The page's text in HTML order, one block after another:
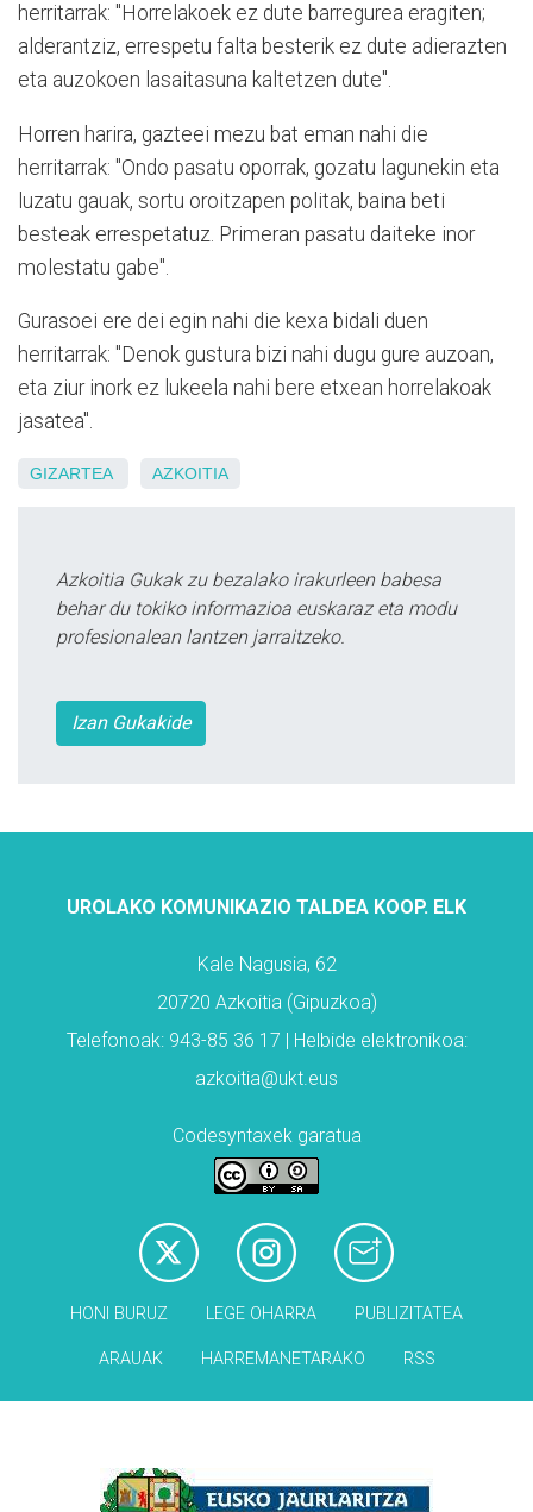
herritarrak: "Horrelakoek ez dute barregurea eragiten;
alderantziz, errespetu falta besterik ez dute adierazten
eta auzokoen lasaitasuna kaltetzen dute".
Horren harira, gazteei mezu bat eman nahi die
herritarrak: "Ondo pasatu oporrak, gozatu lagunekin eta
luzatu gauak, sortu oroitzapen politak, baina beti
besteak errespetatuz. Primeran pasatu daiteke inor
molestatu gabe".
Gurasoei ere dei egin nahi die kexa bidali duen
herritarrak: "Denok gustura bizi nahi dugu gure auzoan,
eta ziur inork ez lukeela nahi bere etxean horrelakoak
jasatea".
GIZARTEA AZKOITIA
Azkoitia Gukak zu bezalako irakurleen babesa
behar du tokiko informazioa euskaraz eta modu
profesionalean lantzen jarraitzeko.
Izan Gukakide
UROLAKO KOMUNIKAZIO TALDEA KOOP. ELK
Kale Nagusia, 62
20720 Azkoitia (Gipuzkoa)
Telefonoak: 943-85 36 17 | Helbide elektronikoa:
azkoitia@ukt.eus
Codesyntaxek garatua
HONI BURUZ LEGE OHARRA PUBLIZITATEA
ARAUAK HARREMANETARAKO RSS